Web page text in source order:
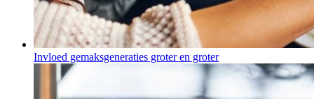
Invloed gemaksgeneraties groter en groter